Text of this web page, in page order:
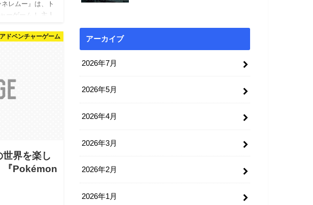
レムー』は、ト
ーゲーム！ 主人
鋭い洞察とギミッ
アドベンチャーゲーム
界を楽し
『Pokémon
アーカイブ
2026年7月
2026年5月
2026年4月
2026年3月
2026年2月
2026年1月